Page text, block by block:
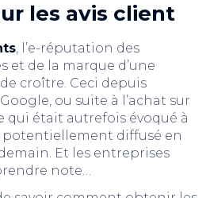
les avis client
, l’e-réputation des
et de la marque d’une
croître. Ceci depuis
Google, ou suite à l’achat sur
qui était autrefois évoqué à
potentiellement diffusé en
Et les entreprises
note…